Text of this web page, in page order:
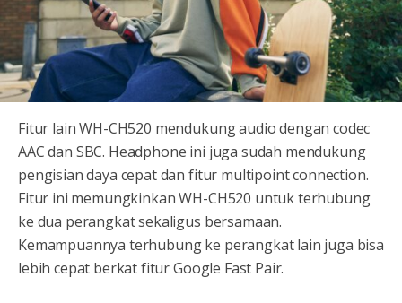
Fitur lain WH-CH520 mendukung audio dengan codec
AAC dan SBC. Headphone ini juga sudah mendukung
pengisian daya cepat dan fitur multipoint connection.
Fitur ini memungkinkan WH-CH520 untuk terhubung
ke dua perangkat sekaligus bersamaan.
Kemampuannya terhubung ke perangkat lain juga bisa
lebih cepat berkat fitur Google Fast Pair.